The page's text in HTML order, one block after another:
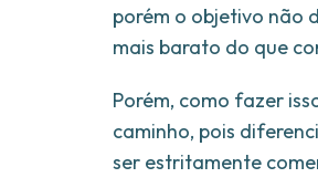
porém o objetivo não
mais barato do que
Porém, como fazer
caminho, pois
ser estritamente